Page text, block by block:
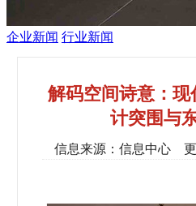
企业新闻 行业新闻
解码空间诗意：
计突围与
信息来源：信息中心 更